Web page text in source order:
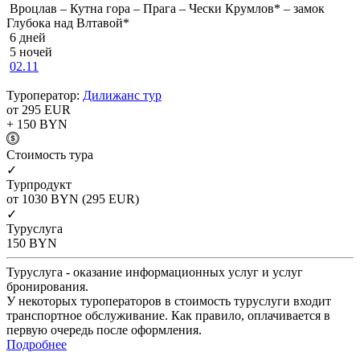
Вроцлав – Кутна гора – Прага – Чески Крумлов* – замок
Глубока над Влтавой*
6 дней
5 ночей
02.11
Туроператор: Дилижанс тур
от 295 EUR
+ 150 BYN
Cтоимость тура
✓
Турпродукт
от 1030 BYN (295 EUR)
✓
Туруслуга
150 BYN
Туруслуга - оказание информационных услуг и услуг
бронирования.
У некоторых туроператоров в стоимость туруслуги входит
транспортное обслуживание. Как правило, оплачивается в
первую очередь после оформления.
Подробнее